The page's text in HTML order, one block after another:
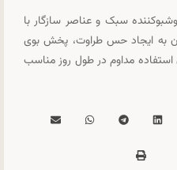
سبک و عناصر سازگار با
به ایجاد حس طراوت، پخش بوی
مداوم در طول روز مناسب